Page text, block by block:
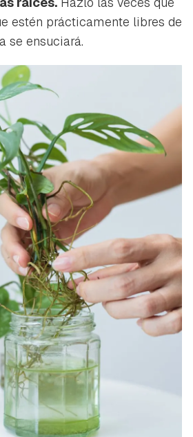
estén prácticamente libres de
se ensuciará.